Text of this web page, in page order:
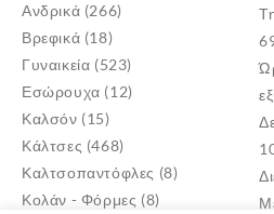
Ανδρικά (266)
Βρεφικά (18)
Γυναικεία (523)
Εσώρουχα (12)
Καλσόν (15)
Κάλτσες (468)
Καλτσοπαντόφλες (8)
Κολάν - Φόρμες (8)